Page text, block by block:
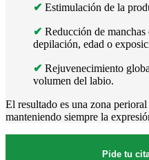
✔ Estimulación de la
✔ Reducción de manchas
depilación, edad o
✔ Rejuvenecimiento
volumen del labio.
El resultado es una zona
manteniendo siempre la
Pide tu